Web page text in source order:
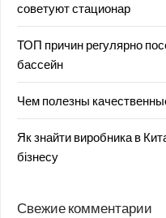
советуют стационар
ТОП причин регулярно
бассейн
Чем полезны
Як знайти виробника в
бізнесу
Свежие комментарии